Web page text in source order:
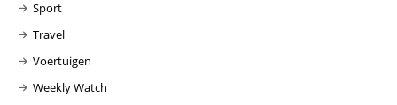
Sport
Travel
Voertuigen
Weekly Watch